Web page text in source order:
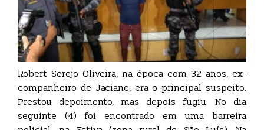
Robert Serejo Oliveira, na época com 32 anos, ex-
companheiro de Jaciane, era o principal suspeito.
Prestou depoimento, mas depois fugiu. No dia
seguinte (4) foi encontrado em uma barreira